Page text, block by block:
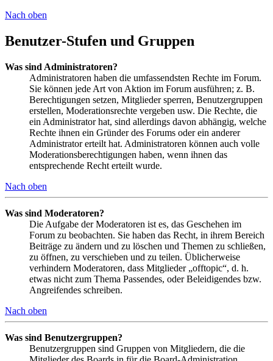
Nach oben
Benutzer-Stufen und Gruppen
Was sind Administratoren?
Administratoren haben die umfassendsten Rechte im Forum.
Sie können jede Art von Aktion im Forum ausführen; z. B.
Berechtigungen setzen, Mitglieder sperren, Benutzergruppen
erstellen, Moderationsrechte vergeben usw. Die Rechte, die
ein Administrator hat, sind allerdings davon abhängig, welche
Rechte ihnen ein Gründer des Forums oder ein anderer
Administrator erteilt hat. Administratoren können auch volle
Moderationsberechtigungen haben, wenn ihnen das
entsprechende Recht erteilt wurde.
Nach oben
Was sind Moderatoren?
Die Aufgabe der Moderatoren ist es, das Geschehen im
Forum zu beobachten. Sie haben das Recht, in ihrem Bereich
Beiträge zu ändern und zu löschen und Themen zu schließen,
zu öffnen, zu verschieben und zu teilen. Üblicherweise
verhindern Moderatoren, dass Mitglieder „offtopic“, d. h.
etwas nicht zum Thema Passendes, oder Beleidigendes bzw.
Angreifendes schreiben.
Nach oben
Was sind Benutzergruppen?
Benutzergruppen sind Gruppen von Mitgliedern, die die